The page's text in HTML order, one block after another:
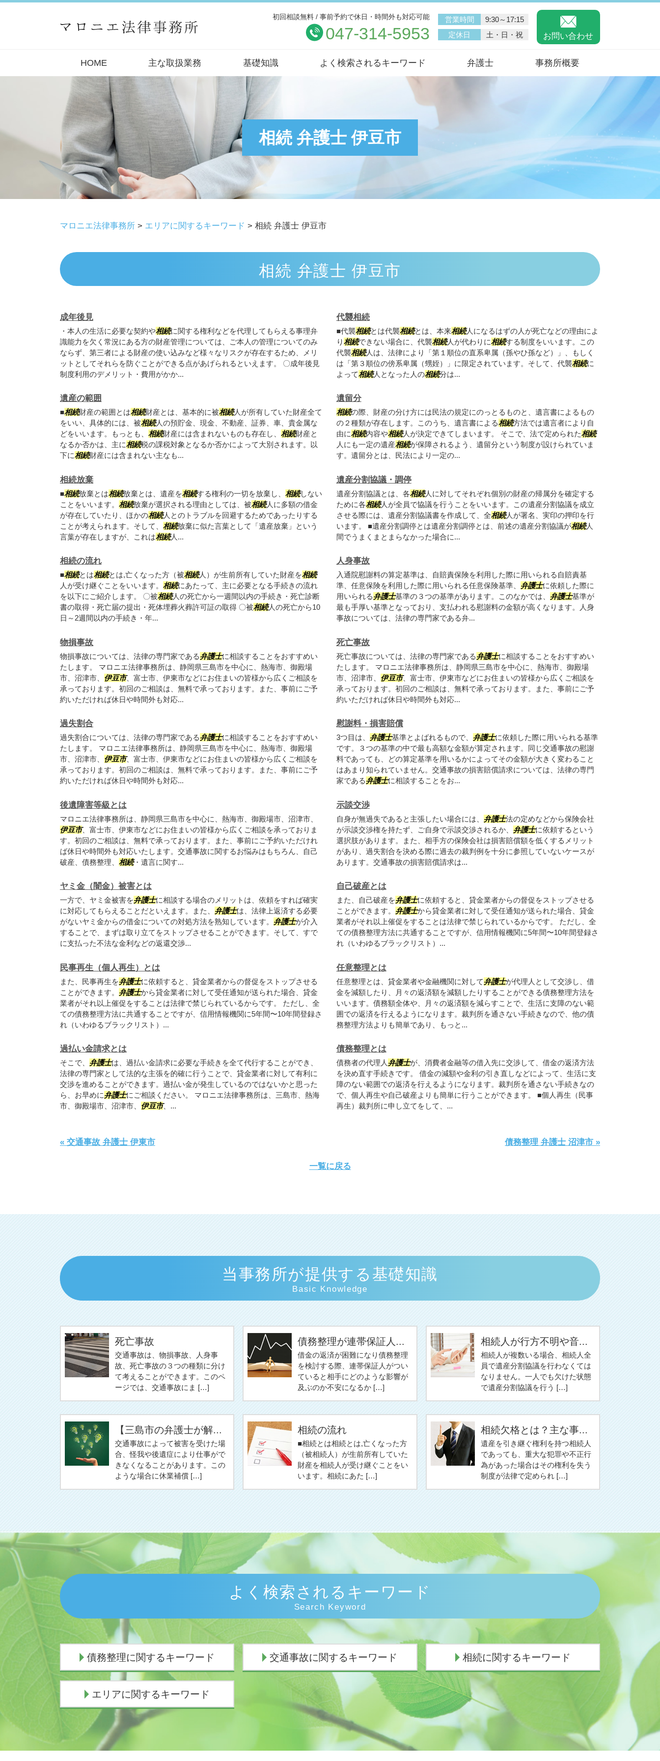
相続 弁護士 伊豆市
初回相談無料 / 事前予約で休日・時間外も対応可能
047-314-5953
営業時間
9:30～17:15
定休日
土・日・祝 お問い合わせ
HOME 主な取扱業務 基礎知識 よく検索されるキーワード 弁護士 事務所概要
マロニエ法律事務所 > エリアに関するキーワード > 相続 弁護士 伊豆市
相続 弁護士 伊豆市
成年後見
・本人の生活に必要な契約や相続に関する権利などを代理してもらえる事理弁
識能力を欠く常況にある方の財産管理については、ご本人の管理についてのみ
ならず、第三者による財産の使い込みなど様々なリスクが存在するため、メリ
ットとしてそれらを防ぐことができる点があげられるといえます。 〇成年後見
制度利用のデメリット・費用がかか...
代襲相続
■代襲相続とは代襲相続とは、本来相続人になるはずの人が死亡などの理由によ
り相続できない場合に、代襲相続人が代わりに相続する制度をいいます。この
代襲相続人は、法律により「第１順位の直系卑属（孫やひ孫など）」、もしく
は「第３順位の傍系卑属（甥姪）」に限定されています。そして、代襲相続に
よって相続人となった人の相続分は...
遺産の範囲
■相続財産の範囲とは相続財産とは、基本的に被相続人が所有していた財産全て
をいい、具体的には、被相続人の預貯金、現金、不動産、証券、車、貴金属な
どをいいます。もっとも、 相続財産には含まれないものも存在し、 相続財産と
なるか否かは、主に相続税の課税対象となるか否かによって大別されます。以
下に相続財産には含まれない主なも...
遺留分
相続の際、財産の分け方には民法の規定にのっとるものと、遺言書によるもの
の２種類が存在します。このうち、遺言書による相続方法では遺言者により自
由に相続内容や相続人が決定できてしまいます。 そこで、法で定められた相続
人にも一定の遺産相続が保障されるよう、遺留分という制度が設けられていま
す。遺留分とは、民法により一定の...
相続放棄
■相続放棄とは相続放棄とは、遺産を相続する権利の一切を放棄し、 相続しない
ことをいいます。 相続放棄が選択される理由としては、被相続人に多額の借金
が存在していたり、ほかの相続人とのトラブルを回避するためであったりする
ことが考えられます。そして、 相続放棄に似た言葉として「遺産放棄」という
言葉が存在しますが、これは相続人...
遺産分割協議・調停
遺産分割協議とは、各相続人に対してそれぞれ個別の財産の帰属分を確定する
ために各相続人が全員で協議を行うことをいいます。この遺産分割協議を成立
させる際には、遺産分割協議書を作成して、全相続人が署名、実印の押印を行
います。 ■遺産分割調停とは遺産分割調停とは、前述の遺産分割協議が相続人
間でうまくまとまらなかった場合に...
相続の流れ
■相続とは相続とは,亡くなった方（被相続人）が生前所有していた財産を相続
人が受け継ぐことをいいます。 相続にあたって、主に必要となる手続きの流れ
を以下にご紹介します。 〇被相続人の死亡から一週間以内の手続き・死亡診断
書の取得・死亡届の提出・死体埋葬火葬許可証の取得 〇被相続人の死亡から10
日～2週間以内の手続き・年...
人身事故
入通院慰謝料の算定基準は、自賠責保険を利用した際に用いられる自賠責基
準、任意保険を利用した際に用いられる任意保険基準、 弁護士に依頼した際に
用いられる弁護士基準の３つの基準があります。このなかでは、 弁護士基準が
最も手厚い基準となっており、支払われる慰謝料の金額が高くなります。人身
事故については、法律の専門家である弁...
物損事故
物損事故については、法律の専門家である弁護士に相談することをおすすめい
たします。 マロニエ法律事務所は、静岡県三島市を中心に、熱海市、御殿場
市、沼津市、 伊豆市、富士市、伊東市などにお住まいの皆様から広くご相談を
承っております。初回のご相談は、無料で承っております。また、事前にご予
約いただければ休日や時間外も対応...
死亡事故
死亡事故については、法律の専門家である弁護士に相談することをおすすめい
たします。 マロニエ法律事務所は、静岡県三島市を中心に、熱海市、御殿場
市、沼津市、 伊豆市、富士市、伊東市などにお住まいの皆様から広くご相談を
承っております。初回のご相談は、無料で承っております。また、事前にご予
約いただければ休日や時間外も対応...
過失割合
過失割合については、法律の専門家である弁護士に相談することをおすすめい
たします。 マロニエ法律事務所は、静岡県三島市を中心に、熱海市、御殿場
市、沼津市、 伊豆市、富士市、伊東市などにお住まいの皆様から広くご相談を
承っております。初回のご相談は、無料で承っております。また、事前にご予
約いただければ休日や時間外も対応...
慰謝料・損害賠償
3つ目は、 弁護士基準とよばれるもので、 弁護士に依頼した際に用いられる基準
です。３つの基準の中で最も高額な金額が算定されます。同じ交通事故の慰謝
料であっても、どの算定基準を用いるかによってその金額が大きく変わること
はあまり知られていません。交通事故の損害賠償請求については、法律の専門
家である弁護士に相談することをお...
後遺障害等級とは
マロニエ法律事務所は、静岡県三島市を中心に、熱海市、御殿場市、沼津市、
伊豆市、富士市、伊東市などにお住まいの皆様から広くご相談を承っておりま
す。初回のご相談は、無料で承っております。また、事前にご予約いただけれ
ば休日や時間外も対応いたします。交通事故に関するお悩みはもちろん、自己
破産、債務整理、 相続・遺言に関す...
示談交渉
自身が無過失であると主張したい場合には、 弁護士法の定めなどから保険会社
が示談交渉権を持たず、ご自身で示談交渉されるか、 弁護士に依頼するという
選択肢があります。また、相手方の保険会社は損害賠償額を低くするメリット
があり、過失割合を決める際に過去の裁判例を十分に参照していないケースが
あります。交通事故の損害賠償請求は...
ヤミ金（闇金）被害とは
一方で、ヤミ金被害を弁護士に相談する場合のメリットは、依頼をすれば確実
に対応してもらえることだといえます。また、 弁護士は、法律上返済する必要
がないヤミ金からの借金についての対処方法を熟知しています。 弁護士が介入
することで、まずは取り立てをストップさせることができます。そして、すで
に支払った不法な金利などの返還交渉...
自己破産とは
また、自己破産を弁護士に依頼すると、貸金業者からの督促をストップさせる
ことができます。 弁護士から貸金業者に対して受任通知が送られた場合、貸金
業者がそれ以上催促をすることは法律で禁じられているからです。 ただし、全
ての債務整理方法に共通することですが、信用情報機関に5年間〜10年間登録さ
れ（いわゆるブラックリスト）...
民事再生（個人再生）とは
また、民事再生を弁護士に依頼すると、貸金業者からの督促をストップさせる
ことができます。 弁護士から貸金業者に対して受任通知が送られた場合、貸金
業者がそれ以上催促をすることは法律で禁じられているからです。 ただし、全
ての債務整理方法に共通することですが、信用情報機関に5年間〜10年間登録さ
れ（いわゆるブラックリスト）...
任意整理とは
任意整理とは、貸金業者や金融機関に対して弁護士が代理人として交渉し、借
金を減額したり、月々の返済額を減額したりすることができる債務整理方法を
いいます。債務額全体や、月々の返済額を減らすことで、生活に支障のない範
囲での返済を行えるようになります。裁判所を通さない手続きなので、他の債
務整理方法よりも簡単であり、もっと...
過払い金請求とは
そこで、 弁護士は、過払い金請求に必要な手続きを全て代行することができ、
法律の専門家として法的な主張を的確に行うことで、貸金業者に対して有利に
交渉を進めることができます。過払い金が発生しているのではないかと思った
ら、お早めに弁護士にご相談ください。 マロニエ法律事務所は、三島市、熱海
市、御殿場市、沼津市、 伊豆市、...
債務整理とは
債務者の代理人 弁護士が、消費者金融等の借入先に交渉して、借金の返済方法
を決め直す手続きです。 借金の減額や金利の引き直しなどによって、生活に支
障のない範囲での返済を行えるようになります。裁判所を通さない手続きなの
で、個人再生や自己破産よりも簡単に行うことができます。 ■個人再生（民事
再生）裁判所に申し立てをして、...
« 交通事故 弁護士 伊東市 債務整理 弁護士 沼津市 »
一覧に戻る
当事務所が提供する基礎知識
Basic Knowledge
死亡事故
交通事故は、物損事故、人身事
故、死亡事故の３つの種類に分け
て考えることができます。このペ
ージでは、交通事故にま […]
債務整理が連帯保証人...
借金の返済が困難になり債務整理
を検討する際、連帯保証人がつい
ていると相手にどのような影響が
及ぶのか不安になるか […]
相続人が行方不明や音...
相続人が複数いる場合、相続人全
員で遺産分割協議を行わなくては
なりません。一人でも欠けた状態
で遺産分割協議を行う […]
【三島市の弁護士が解...
交通事故によって被害を受けた場
合、怪我や後遺症により仕事がで
きなくなることがあります。この
ような場合に休業補償 […]
相続の流れ
■相続とは相続とは,亡くなった方
（被相続人）が生前所有していた
財産を相続人が受け継ぐことをい
います。相続にあた […]
相続欠格とは？主な事...
遺産を引き継ぐ権利を持つ相続人
であっても、重大な犯罪や不正行
為があった場合はその権利を失う
制度が法律で定められ […]
よく検索されるキーワード
Search Keyword
債務整理に関するキーワード
個人再生 デメリット
個人再生 失敗 弁護士費用
債務整理 費用
個人再生 バレる
債務整理 弁護士 おすすめ
交通事故に関するキーワード
人身事故とは
過失割合 誰が決める
交通事故 慰謝料むちうち
交通事故 休業補償
相続に関するキーワード
相続順位
相続放棄
遺産相続手続き 費用
独身の兄 相続
相続放棄 手続き 期間
相続放棄 土地
エリアに関するキーワード
債務整理 弁護士 沼津市
債務整理 弁護士 三島市
債務整理 弁護士 熱海市